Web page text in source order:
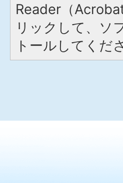
Reader（
リックして、ソ
トールしてくだ